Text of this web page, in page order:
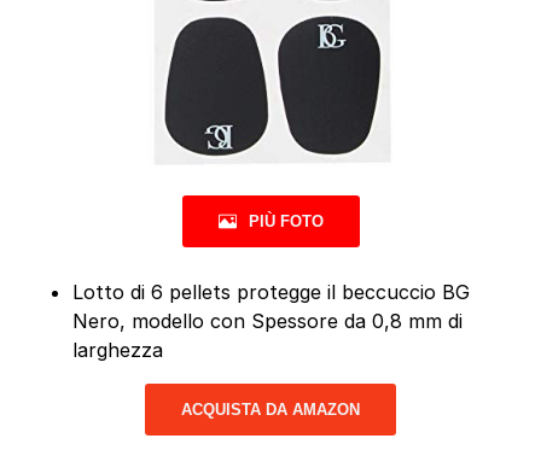
PIÙ FOTO
Lotto di 6 pellets protegge il beccuccio BG
Nero, modello con Spessore da 0,8 mm di
larghezza
ACQUISTA DA AMAZON